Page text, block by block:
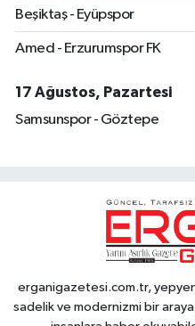
Beşiktaş - Eyüpspor
Amed - Erzurumspor FK
17 Ağustos, Pazartesi
Samsunspor - Göztepe
erganigazetesi.com.tr,
sadelik ve modernizmi bir